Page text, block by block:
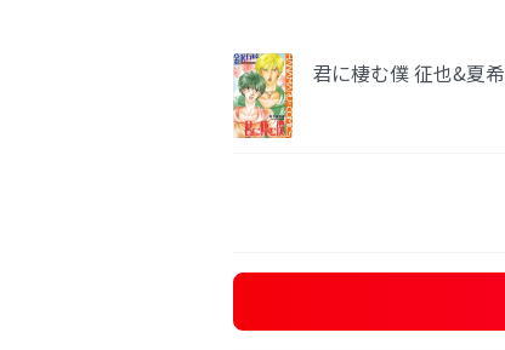
君に棲む僕 征也&夏希